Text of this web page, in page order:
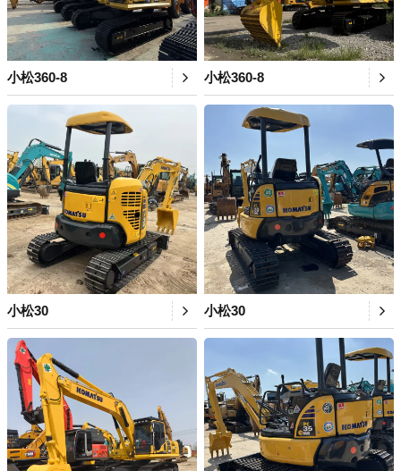
小松360-8 小松360-8
小松30 小松30